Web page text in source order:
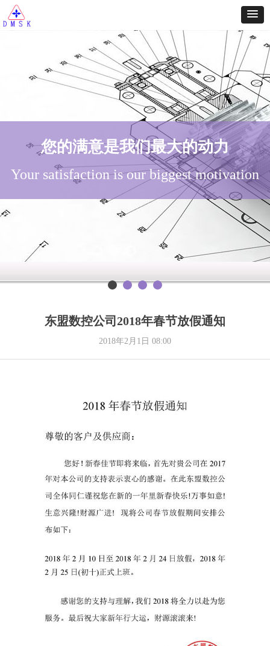
您的满意是我们最大的动力
Your satisfaction is our biggest motivation
您的满意是我们最大的动力
Your satisfaction is our biggest motivation
东盟数控公司2018年春节放假通知
2018年2月1日 08:00